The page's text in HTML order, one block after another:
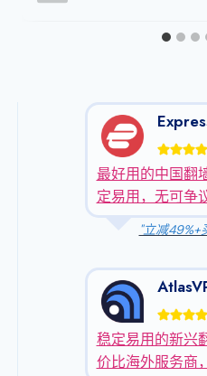
最好用的中国翻
定易用，无可争
"立减49%+
稳定易用的新兴
价比海外服务商